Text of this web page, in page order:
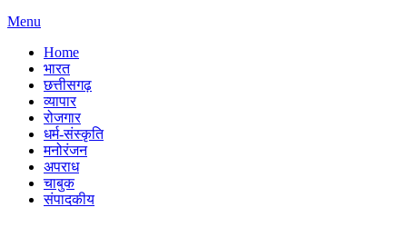
Menu
Home
भारत
छत्तीसगढ़
व्यापार
रोजगार
धर्म-संस्कृति
मनोरंजन
अपराध
चाबुक
संपादकीय